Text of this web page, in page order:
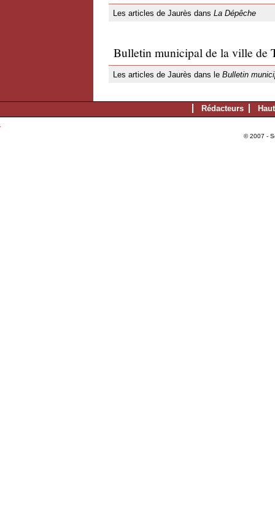
Les articles de Jaurès dans La Dépêche
Bulletin municipal de la ville de
Les articles de Jaurès dans le Bulletin
Rédacteurs
© 2007 -